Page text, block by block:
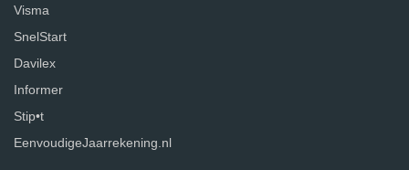
Visma
SnelStart
Davilex
Informer
Stip•t
EenvoudigeJaarrekening.nl